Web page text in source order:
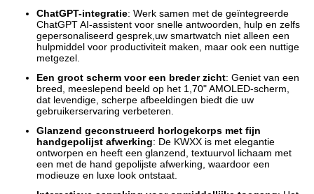
ChatGPT-integratie: Werk samen met de geïntegreerde
ChatGPT AI-assistent voor snelle antwoorden, hulp en zelfs
gepersonaliseerd gesprek,uw smartwatch niet alleen een
hulpmiddel voor productiviteit maken, maar ook een nuttige
metgezel.
Een groot scherm voor een breder zicht: Geniet van een
breed, meeslepend beeld op het 1,70" AMOLED-scherm,
dat levendige, scherpe afbeeldingen biedt die uw
gebruikerservaring verbeteren.
Glanzend geconstrueerd horlogekorps met fijn
handgepolijst afwerking: De KWXX is met elegantie
ontworpen en heeft een glanzend, textuurvol lichaam met
een met de hand gepolijste afwerking, waardoor een
modieuze en luxe look ontstaat.